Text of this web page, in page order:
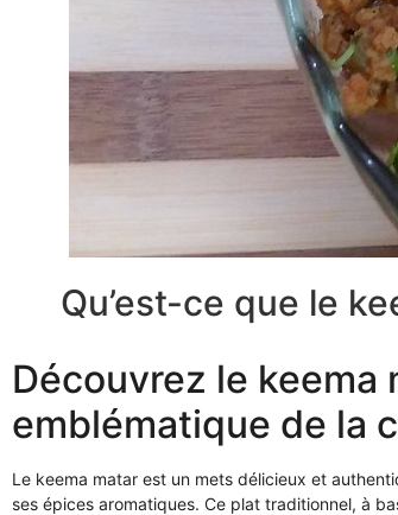
Qu’est-ce que le
Découvrez le keema
emblématique de la
Le keema matar est un mets délicieux et
ses épices aromatiques. Ce plat traditionnel, à